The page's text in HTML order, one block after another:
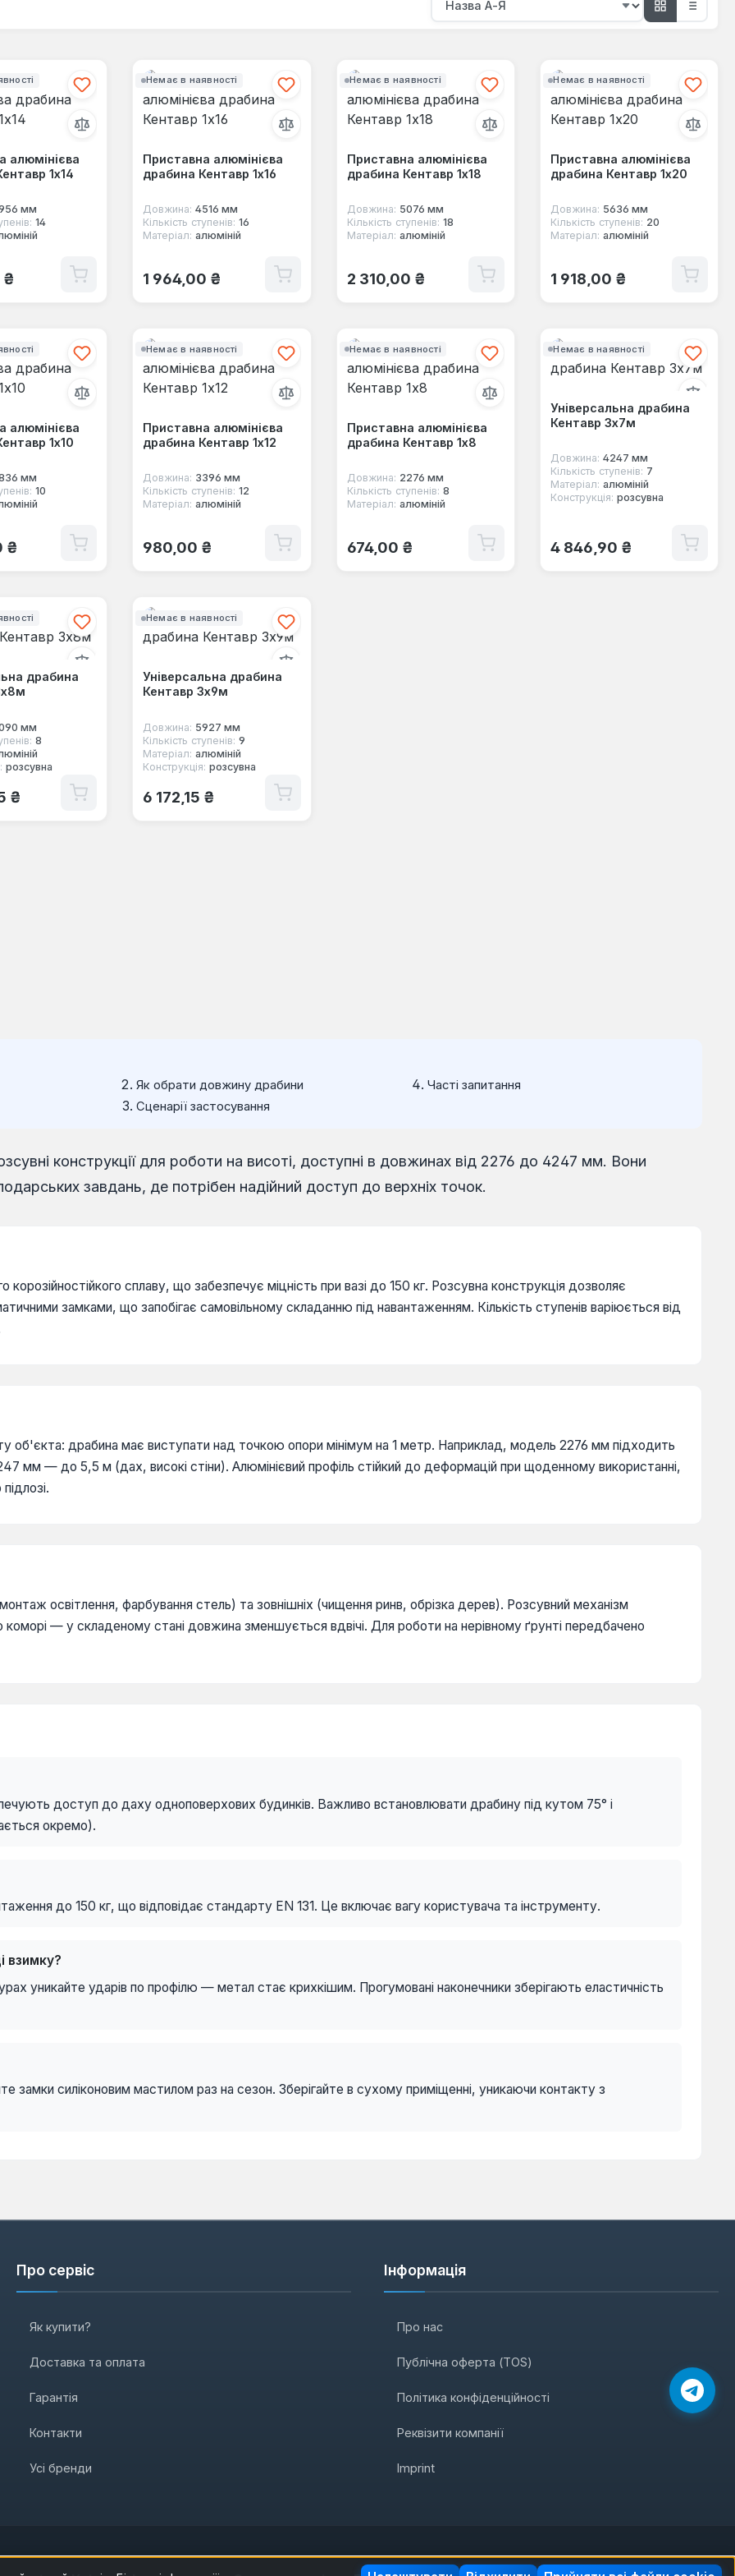
алюмінієва
1x14
мм
14
₴
Немає в наявності
Приставна алюмінієва
драбина Кентавр 1x16
Довжина: 4516 мм
Кількість ступенів: 16
Матеріал: алюміній
Звичайна ціна:
1 964,00 ₴
Немає в наявності
Приставна алюмінієва
драбина Кентавр 1x18
Довжина: 5076 мм
Кількість ступенів: 18
Матеріал: алюміній
Звичайна ціна:
2 310,00 ₴
Немає в наявності
Приставна алюмінієва
драбина Кентавр 1x20
Довжина: 5636 мм
Кількість ступенів: 20
Матеріал: алюміній
Звичайна ціна:
1 918,00 ₴
алюмінієва
1х10
мм
10
₴
Немає в наявності
Приставна алюмінієва
драбина Кентавр 1х12
Довжина: 3396 мм
Кількість ступенів: 12
Матеріал: алюміній
Звичайна ціна:
980,00 ₴
Немає в наявності
Приставна алюмінієва
драбина Кентавр 1х8
Довжина: 2276 мм
Кількість ступенів: 8
Матеріал: алюміній
Звичайна ціна:
674,00 ₴
Немає в наявності
Універсальна драбина
Кентавр 3х7м
Довжина: 4247 мм
Кількість ступенів: 7
Матеріал: алюміній
Конструкція: розсувна
Звичайна ціна:
4 846,90 ₴
драбина
мм
8
розсувна
₴
Немає в наявності
Універсальна драбина
Кентавр 3х9м
Довжина: 5927 мм
Кількість ступенів: 9
Матеріал: алюміній
Конструкція: розсувна
Звичайна ціна:
6 172,15 ₴
Як обрати довжину драбини
Сценарії застосування
Часті запитання
конструкції для роботи на висоті, доступні в довжинах від 2276 до 4247 мм. Вони
завдань, де потрібен надійний доступ до верхніх точок.
корозійностійкого сплаву, що забезпечує міцність при вазі до 150 кг. Розсувна конструкція дозволяє
замками, що запобігає самовільному складанню під навантаженням. Кількість ступенів варіюється від
об'єкта: драбина має виступати над точкою опори мінімум на 1 метр. Наприклад, модель 2276 мм підходить
мм — до 5,5 м (дах, високі стіни). Алюмінієвий профіль стійкий до деформацій при щоденному використанні,
освітлення, фарбування стель) та зовнішніх (чищення ринв, обрізка дерев). Розсувний механізм
коморі — у складеному стані довжина зменшується вдвічі. Для роботи на нерівному ґрунті передбачено
доступ до даху одноповерхових будинків. Важливо встановлювати драбину під кутом 75° і
окремо).
до 150 кг, що відповідає стандарту EN 131. Це включає вагу користувача та інструменту.
взимку?
уникайте ударів по профілю — метал стає крихкішим. Прогумовані наконечники зберігають еластичність
замки силіконовим мастилом раз на сезон. Зберігайте в сухому приміщенні, уникаючи контакту з
Про сервіс
Як купити?
Доставка та оплата
Гарантія
Контакти
Усі бренди
Інформація
Про нас
Публічна оферта (TOS)
Політика конфіденційності
Реквізити компанії
Imprint